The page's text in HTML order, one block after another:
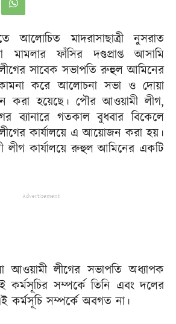
আলোচিত মাদরাসাছাত্রী নুসরাত
মামলার ফাঁসির দণ্ডপ্রাপ্ত আসামি
সাবেক সভাপতি রুহুল আমিনের
কামনা করে আলোচনা সভা ও দোয়া
করা হয়েছে। পৌর আওয়ামী লীগ,
ব্যানারে গতকাল বুধবার বিকেলে
কার্যালয়ে এ আয়োজন করা হয়।
লীগ কার্যালয়ে রুহুল আমিনের একটি
Advertisement
আওয়ামী লীগের সভাপতি অধ্যাপক
সম্পর্কে তিনি এবং দলের
কর্মসূচি সম্পর্কে অবগত না।